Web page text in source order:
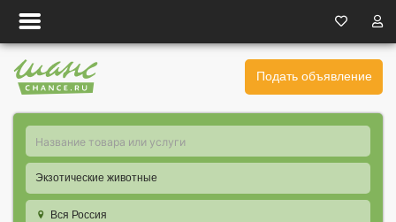
Подать объявление
Экзотические животные
Вся Россия